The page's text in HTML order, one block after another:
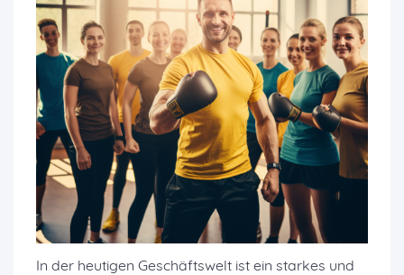
In der heutigen Geschäftswelt ist ein starkes und